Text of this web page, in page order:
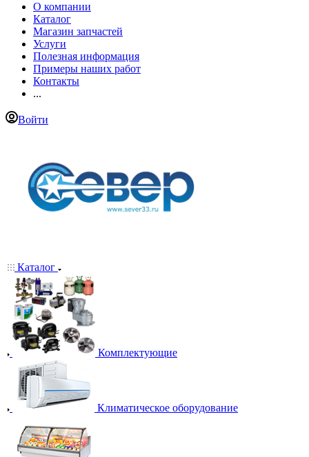
О компании
Каталог
Магазин запчастей
Услуги
Полезная информация
Примеры наших работ
Контакты
...
Войти
Каталог
Комплектующие
Климатическое оборудование